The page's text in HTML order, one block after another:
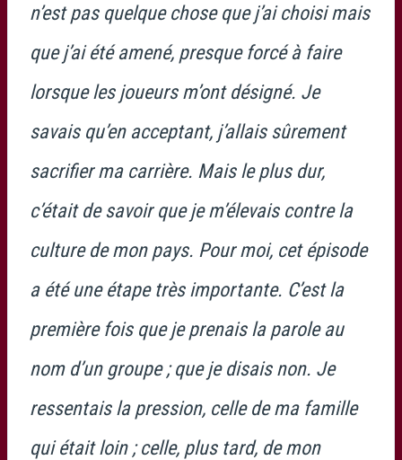
n’est pas quelque chose que j’ai choisi mais
que j’ai été amené, presque forcé à faire
lorsque les joueurs m’ont désigné. Je
savais qu’en acceptant, j’allais sûrement
sacrifier ma carrière. Mais le plus dur,
c’était de savoir que je m’élevais contre la
culture de mon pays. Pour moi, cet épisode
a été une étape très importante. C’est la
première fois que je prenais la parole au
nom d’un groupe ; que je disais non. Je
ressentais la pression, celle de ma famille
qui était loin ; celle, plus tard, de mon